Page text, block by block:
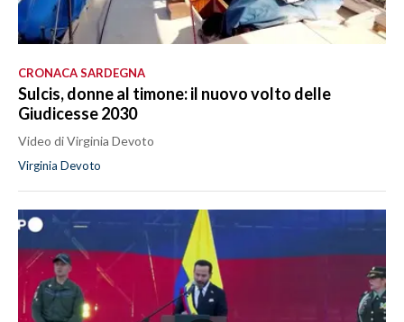
CRONACA SARDEGNA
Sulcis, donne al timone: il nuovo volto delle
Giudicesse 2030
Video di Virginia Devoto
Virginia Devoto